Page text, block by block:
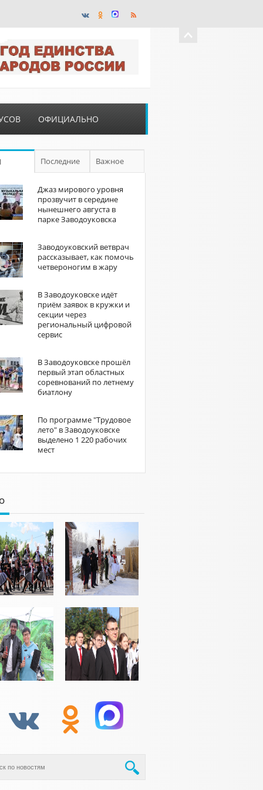
ОФИЦИАЛЬНО
Последние Важное
Джаз мирового уровня
прозвучит в середине
нынешнего августа в
парке Заводоуковска
Заводоуковский ветврач
рассказывает, как помочь
четвероногим в жару
В Заводоуковске идёт
приём заявок в кружки и
секции через
региональный цифровой
сервис
В Заводоуковске прошёл
первый этап областных
соревнований по летнему
биатлону
По программе "Трудовое
лето" в Заводоуковске
выделено 1 220 рабочих
мест